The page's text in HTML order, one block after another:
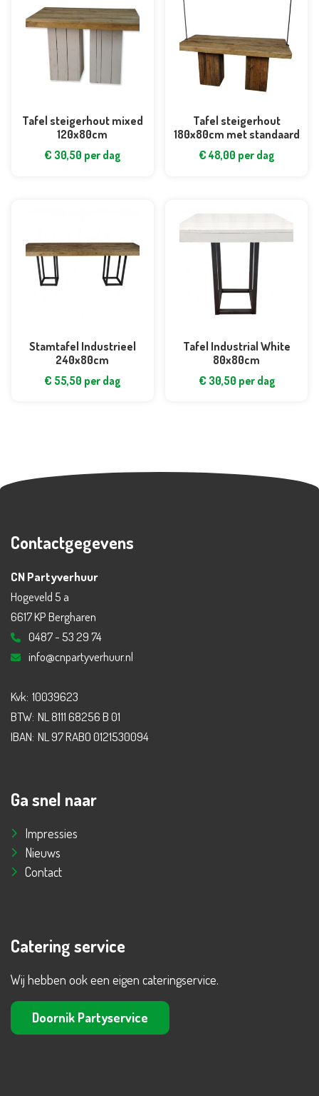
Tafel steigerhout mixed
120x80cm
€ 30,50 per dag
Tafel steigerhout
180x80cm met standaard
€48,00 per dag
Stamtafel Industrieel
240x80cm
€ 55,50 per dag
Tafel Industrial White
80x80cm
€ 30,50 per dag
Contactgegevens
CN Partyverhuur
Hogeveld 5 a
6617 KP Bergharen
0487 - 53 29 74
info@cnpartyverhuur.nl
Kvk: 10039623
BTW: NL 8111 68256 B 01
IBAN: NL 97 RABO 0121530094
Ga snel naar
Impressies
Nieuws
Contact
Catering service
Wij hebben ook een eigen cateringservice.
Doornik Partyservice